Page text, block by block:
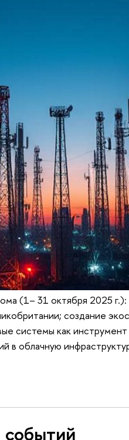
(1– 31 октября 2025
создание
системы как
в облачную